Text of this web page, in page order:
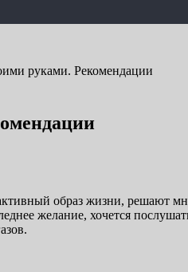
руками. Рекомендации
образ жизни, решают
желание, хочется